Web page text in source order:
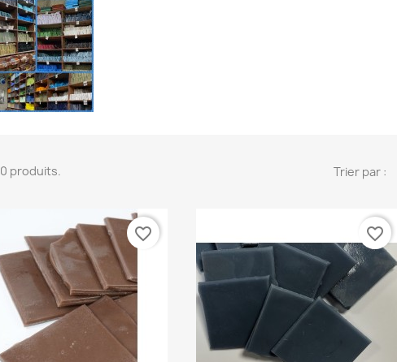
produits. Trier par :
favorite_border favorite_border